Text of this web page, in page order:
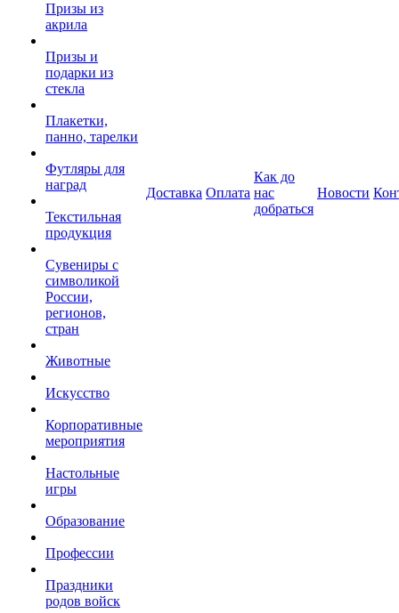
Призы из
акрила
Призы и
подарки из
стекла
Плакетки,
панно, тарелки
Футляры для
наград
Текстильная
продукция
Сувениры с
символикой
России,
регионов,
стран
Животные
Искусство
Корпоративные
мероприятия
Настольные
игры
Образование
Профессии
Праздники
родов войск
Доставка Оплата
Как до
нас
добраться
Новости